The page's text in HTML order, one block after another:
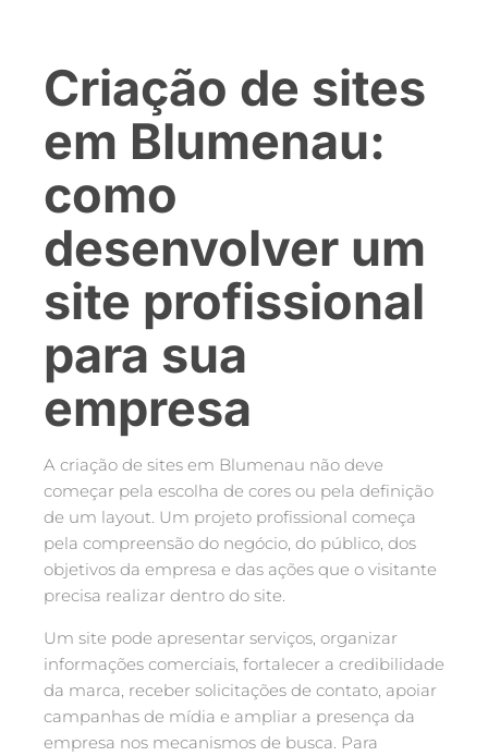
Criação de sites
em Blumenau:
como
desenvolver um
site profissional
para sua
empresa
A criação de sites em Blumenau não deve
começar pela escolha de cores ou pela definição
de um layout. Um projeto profissional começa
pela compreensão do negócio, do público, dos
objetivos da empresa e das ações que o visitante
precisa realizar dentro do site.
Um site pode apresentar serviços, organizar
informações comerciais, fortalecer a credibilidade
da marca, receber solicitações de contato, apoiar
campanhas de mídia e ampliar a presença da
empresa nos mecanismos de busca. Para